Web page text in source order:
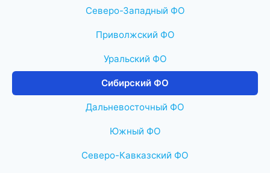
Северо-Западный ФО
Приволжский ФО
Уральский ФО
Сибирский ФО
Дальневосточный ФО
Южный ФО
Северо-Кавказский ФО